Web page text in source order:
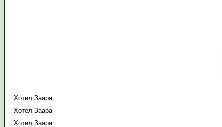
Хотел Заара
Хотел Заара
Хотел Заара